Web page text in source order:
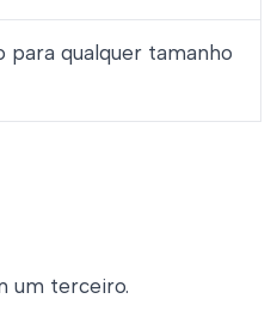
para qualquer tamanho
um terceiro.